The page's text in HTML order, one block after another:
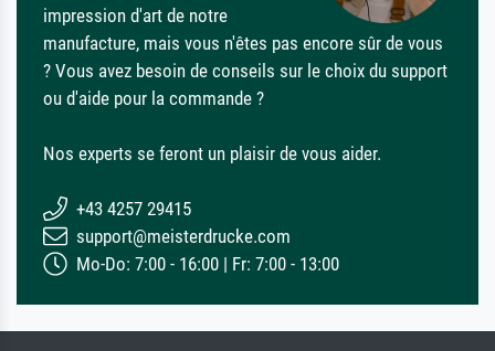
impression d'art de notre
manufacture, mais vous n'êtes pas encore sûr de vous
? Vous avez besoin de conseils sur le choix du support
ou d'aide pour la commande ?
Nos experts se feront un plaisir de vous aider.
+43 4257 29415
support@meisterdrucke.com
Mo-Do: 7:00 - 16:00 | Fr: 7:00 - 13:00